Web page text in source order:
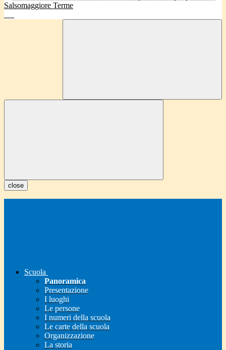
close
Scuola
Panoramica
Presentazione
I luoghi
Le persone
I numeri della scuola
Le carte della scuola
Organizzazione
La storia